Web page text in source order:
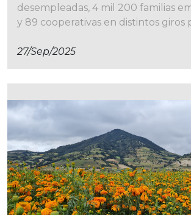
desempleadas, 4 mil 200 familias
y 89 cooperativas en distintos giros
27/sep/2025